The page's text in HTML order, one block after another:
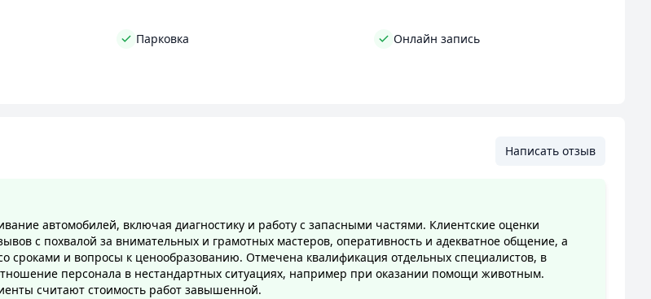
Парковка Онлайн запись
Написать отзыв
автомобилей, включая диагностику и работу с запасными частями. Клиентские оценки
с похвалой за внимательных и грамотных мастеров, оперативность и адекватное общение, а
сроками и вопросы к ценообразованию. Отмечена квалификация отдельных специалистов, в
персонала в нестандартных ситуациях, например при оказании помощи животным.
считают стоимость работ завышенной.